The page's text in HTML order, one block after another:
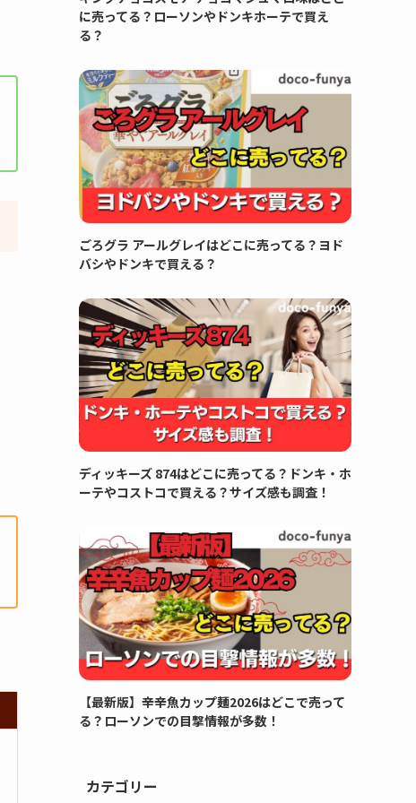
に売ってる？ローソンやドンキホーテで買え
る？
ごろグラ アールグレイはどこに売ってる？ヨド
バシやドンキで買える？
ディッキーズ 874はどこに売ってる？ドンキ・ホ
ーテやコストコで買える？サイズ感も調査！
【最新版】辛辛魚カップ麺2026はどこで売って
る？ローソンでの目撃情報が多数！
カテゴリー